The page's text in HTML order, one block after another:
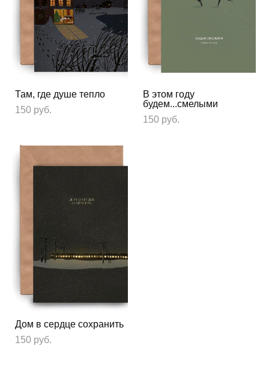
Там, где душе тепло
150 pуб.
В этом году
будем...смелыми
150 pуб.
Дом в сердце сохранить
150 pуб.